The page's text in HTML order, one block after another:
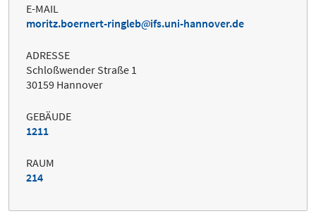
E-MAIL
moritz.boernert-ringleb
ifs.uni-hannover.de
ADRESSE
Schloßwender Straße 1
30159 Hannover
GEBÄUDE
1211
RAUM
214